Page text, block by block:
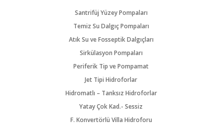
Santrifüj Yüzey Pompaları
Temiz Su Dalgıç Pompaları
Atık Su ve Fosseptik Dalgıçları
Sirkülasyon Pompaları
Periferik Tip ve Pompamat
Jet Tipi Hidroforlar
Hidromatlı – Tanksız Hidroforlar
Yatay Çok Kad.- Sessiz
F. Konvertörlü Villa Hidroforu